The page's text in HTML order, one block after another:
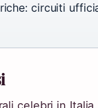
circuiti